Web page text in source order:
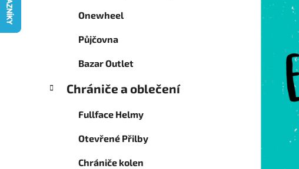
Onewheel
Půjčovna
Bazar Outlet
Chrániče a oblečení
Fullface Helmy
Otevřené Přilby
Chrániče kolen